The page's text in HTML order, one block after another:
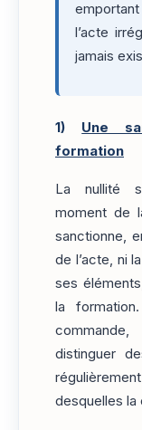
l’acte
jamais
1) Une
formation
La nullité
moment de
sanctionne,
de l’acte, ni
ses
la
distinguer
desquelles la